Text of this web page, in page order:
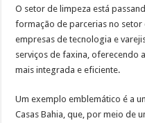
O setor de limpeza está
formação de parcerias no setor
empresas de tecnologia e
serviços de faxina, oferecendo
mais integrada e eficiente.
Um exemplo emblemático é a
Casas Bahia, que, por meio de